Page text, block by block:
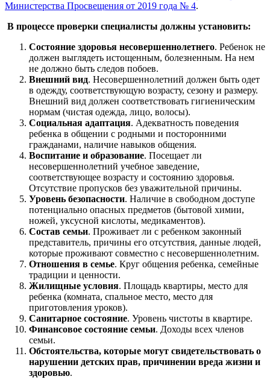
Министерства Просвещения от 2019 года № 4.
В процессе проверки специалисты должны установить:
Состояние здоровья несовершеннолетнего. Ребенок не
должен выглядеть истощенным, болезненным. На нем
не должно быть следов побоев.
Внешний вид. Несовершеннолетний должен быть одет
в одежду, соответствующую возрасту, сезону и размеру.
Внешний вид должен соответствовать гигиеническим
нормам (чистая одежда, лицо, волосы).
Социальная адаптация. Адекватность поведения
ребенка в общении с родными и посторонними
гражданами, наличие навыков общения.
Воспитание и образование. Посещает ли
несовершеннолетний учебное заведение,
соответствующее возрасту и состоянию здоровья.
Отсутствие пропусков без уважительной причины.
Уровень безопасности. Наличие в свободном доступе
потенциально опасных предметов (бытовой химии,
ножей, уксусной кислоты, медикаментов).
Состав семьи. Проживает ли с ребенком законный
представитель, причины его отсутствия, данные людей,
которые проживают совместно с несовершеннолетним.
Отношения в семье. Круг общения ребенка, семейные
традиции и ценности.
Жилищные условия. Площадь квартиры, место для
ребенка (комната, спальное место, место для
приготовления уроков).
Санитарное состояние. Уровень чистоты в квартире.
Финансовое состояние семьи. Доходы всех членов
семьи.
Обстоятельства, которые могут свидетельствовать о
нарушении детских прав, причинении вреда жизни и
здоровью.